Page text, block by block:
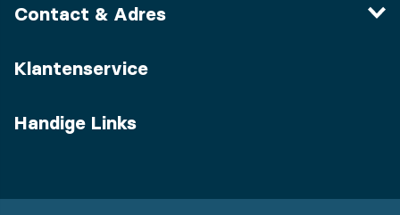
Contact & Adres
Klantenservice
Handige Links